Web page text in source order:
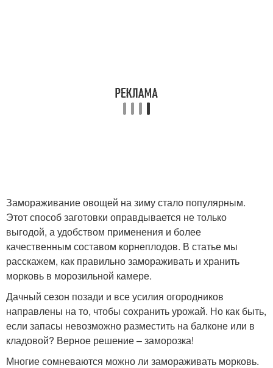
Замораживание овощей на зиму стало популярным.
Этот способ заготовки оправдывается не только
выгодой, а удобством применения и более
качественным составом корнеплодов. В статье мы
расскажем, как правильно замораживать и хранить
морковь в морозильной камере.
Дачный сезон позади и все усилия огородников
направлены на то, чтобы сохранить урожай. Но как быть,
если запасы невозможно разместить на балконе или в
кладовой? Верное решение – заморозка!
Многие сомневаются можно ли замораживать морковь.